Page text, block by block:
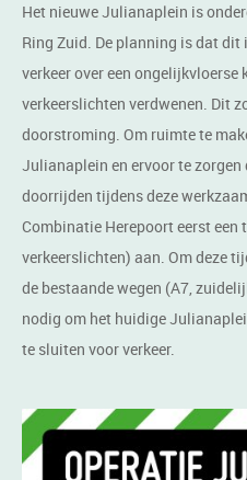
Het nieuwe Julianaplein is
Ring Zuid. De planning is dat
verkeer over een ongelijkvloerse
verkeerslichten verdwenen. Dit
doorstroming. Om ruimte te
Julianaplein en ervoor te zorgen
doorrijden tijdens deze
Combinatie Herepoort eerst
verkeerslichten) aan. Om deze
de bestaande wegen (A7,
nodig om het huidige
te sluiten voor verkeer.